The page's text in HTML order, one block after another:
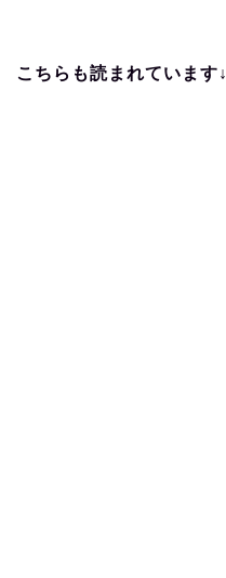
こちらも読まれています↓